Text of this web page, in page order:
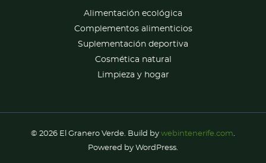
Alimentación ecológica
Complementos alimenticios
Suplementación deportiva
Cosmética natural
Limpieza y hogar
© 2026 El Granero Verde. Build by webintenerife.com.
Powered by WordPress.